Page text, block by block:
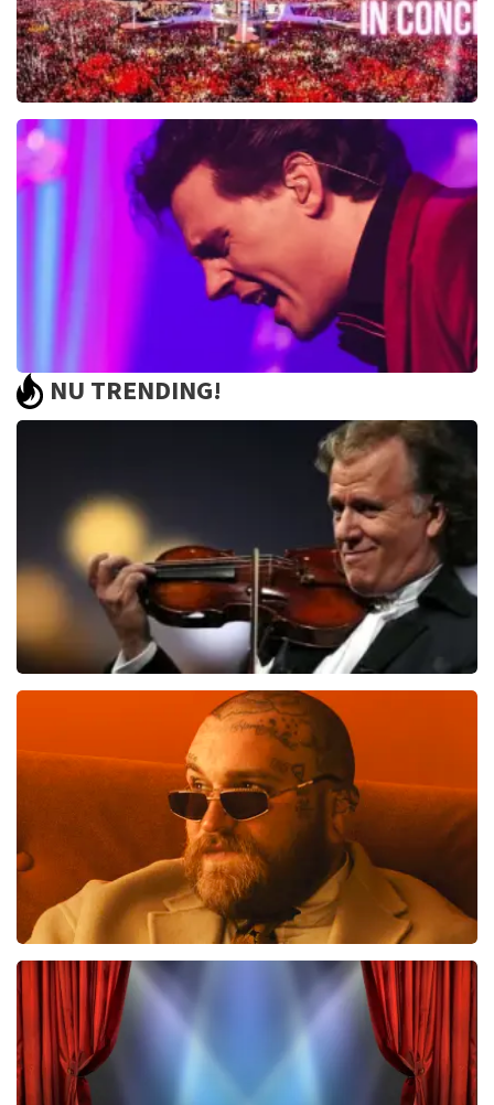
Toppers In Concert
2393+reviews
BEKIJKEN
Bouke And The Elvis Matters Band
NU TRENDING!
laatste 30 minuten
BESTEL NU
Teddy Swims
433 laatste 30 minuten
BESTEL NU